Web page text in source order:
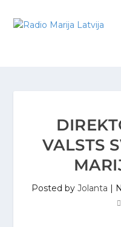
VALSTS
Posted by Jolanta |